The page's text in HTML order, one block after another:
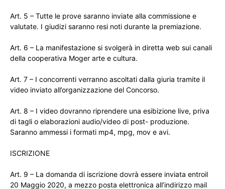
Art. 5 – Tutte le prove saranno inviate alla commissione e
valutate. I giudizi saranno resi noti durante la premiazione.
Art. 6 – La manifestazione si svolgerà in diretta web sui canali
della cooperativa Moger arte e cultura.
Art. 7 – I concorrenti verranno ascoltati dalla giuria tramite il
video inviato all’organizzazione del Concorso.
Art. 8 – I video dovranno riprendere una esibizione live, priva
di tagli o elaborazioni audio/video di post- produzione.
Saranno ammessi i formati mp4, mpg, mov e avi.
ISCRIZIONE
Art. 9 – La domanda di iscrizione dovrà essere inviata entroil
20 Maggio 2020, a mezzo posta elettronica all’indirizzo mail